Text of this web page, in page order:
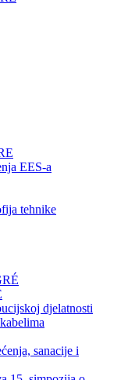
EES-a
tehnike
djelatnosti
sanacije i